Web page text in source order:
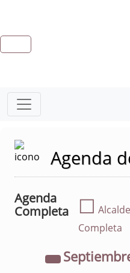
Agenda
Agenda
Completa
☐
Completa